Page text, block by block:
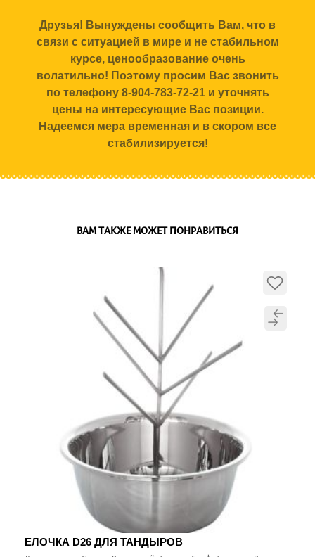
Друзья! Вынуждены сообщить Вам, что в
связи с ситуацией в мире и не стабильном
курсе, ценообразование очень
волатильно! Поэтому просим Вас звонить
по телефону 8-904-783-72-21 и уточнять
цены на интересующие Вас позиции.
Надеемся мера временная и в скором все
стабилизируется!
ВАМ ТАКЖЕ МОЖЕТ ПОНРАВИТЬСЯ
ЕЛОЧКА D26 ДЛЯ ТАНДЫРОВ